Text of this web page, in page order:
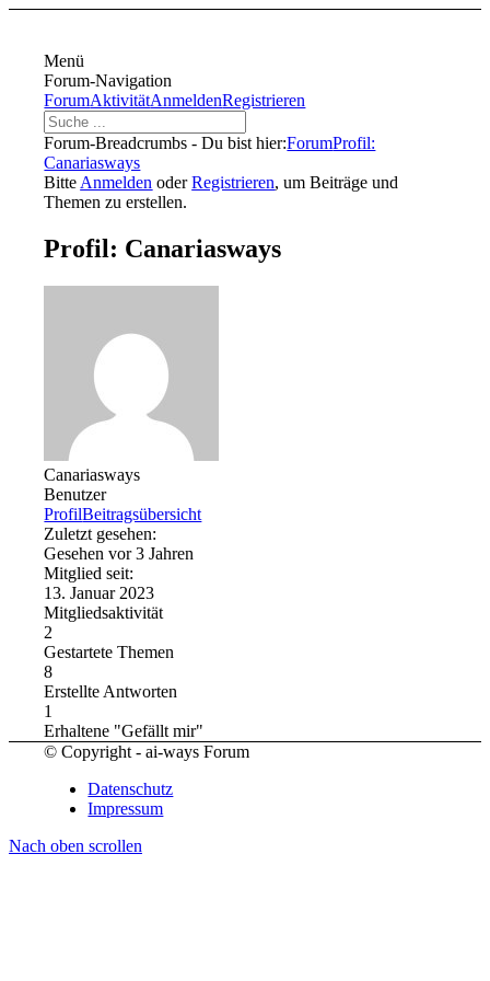
Menü
Forum-Navigation
ForumAktivitätAnmeldenRegistrieren
Forum-Breadcrumbs - Du bist hier:ForumProfil:
Canariasways
Bitte Anmelden oderRegistrieren, um Beiträge und
Themen zu erstellen.
Profil: Canariasways
Canariasways
Benutzer
ProfilBeitragsübersicht
Zuletzt gesehen:
Gesehen vor 3 Jahren
Mitglied seit:
13. Januar 2023
Mitgliedsaktivität
2
Gestartete Themen
8
Erstellte Antworten
1
Erhaltene "Gefällt mir"
© Copyright - ai-ways Forum
Datenschutz
Impressum
Nach oben scrollen